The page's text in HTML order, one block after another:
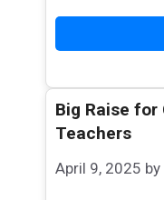
Big Raise
Teachers
April 9, 2025 by